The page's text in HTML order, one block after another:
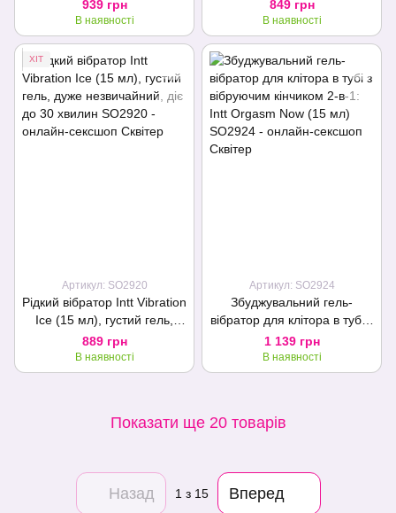
клітора
939 грн
В наявності
хвилин
849 грн
В наявності
ХІТ
Артикул: SO2920
Рідкий вібратор Intt Vibration
Ice (15 мл), густий гель,
дуже незвичайний, діє до 30
хвилин
889 грн
В наявності
Артикул: SO2924
Збуджувальний гель-
вібратор для клітора в тубі з
вібруючим кінчиком 2-в-1:
Intt Orgasm Now (15 мл)
1 139 грн
В наявності
Показати ще 20 товарів
Назад 1 з 15 Вперед